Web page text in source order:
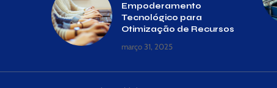
Empoderamento
Tecnológico para
Otimização de Recursos
março 31, 2025